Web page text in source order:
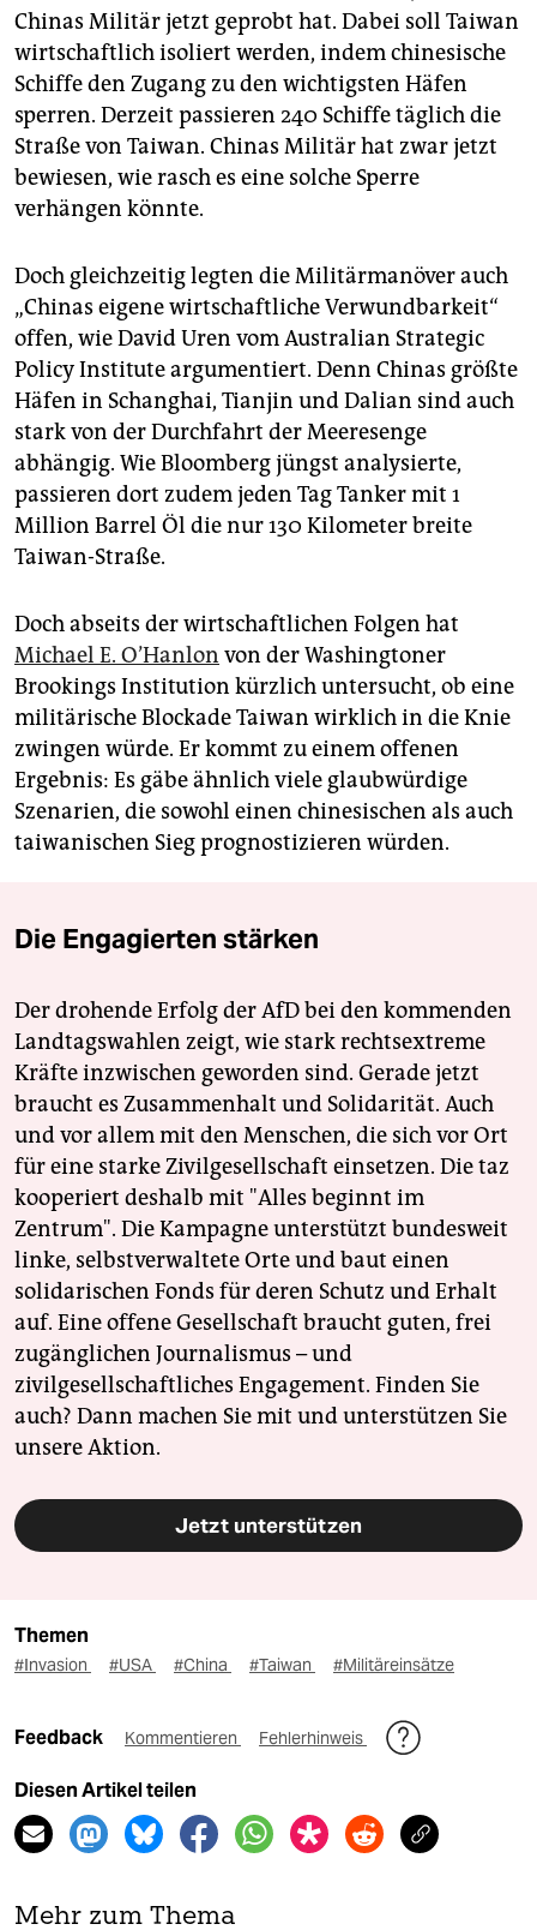
Chinas Militär jetzt geprobt hat. Dabei soll Taiwan
wirtschaftlich isoliert werden, indem chinesische
Schiffe den Zugang zu den wichtigsten Häfen
sperren. Derzeit passieren 240 Schiffe täglich die
Straße von Taiwan. Chinas Militär hat zwar jetzt
bewiesen, wie rasch es eine solche Sperre
verhängen könnte.
Doch gleichzeitig legten die Militärmanöver auch
„Chinas eigene wirtschaftliche Verwundbarkeit“
offen, wie David Uren vom Australian Strategic
Policy Institute argumentiert. Denn Chinas größte
Häfen in Schanghai, Tianjin und Dalian sind auch
stark von der Durchfahrt der Meeresenge
abhängig. Wie Bloomberg jüngst analysierte,
passieren dort zudem jeden Tag Tanker mit 1
Million Barrel Öl die nur 130 Kilometer breite
Taiwan-Straße.
Doch abseits der wirtschaftlichen Folgen hat
Michael E. O’Han­lon von der Washingtoner
Brookings Institution kürzlich untersucht, ob eine
militärische Blockade Taiwan wirklich in die Knie
zwingen würde. Er kommt zu einem offenen
Ergebnis: Es gäbe ähnlich viele glaubwürdige
Szenarien, die sowohl einen chinesischen als auch
taiwanischen Sieg prognostizieren würden.
Die Engagierten stärken
Der drohende Erfolg der AfD bei den kommenden
Landtagswahlen zeigt, wie stark rechtsextreme
Kräfte inzwischen geworden sind. Gerade jetzt
braucht es Zusammenhalt und Solidarität. Auch
und vor allem mit den Menschen, die sich vor Ort
für eine starke Zivilgesellschaft einsetzen. Die taz
kooperiert deshalb mit "Alles beginnt im
Zentrum". Die Kampagne unterstützt bundesweit
linke, selbstverwaltete Orte und baut einen
solidarischen Fonds für deren Schutz und Erhalt
auf. Eine offene Gesellschaft braucht guten, frei
zugänglichen Journalismus – und
zivilgesellschaftliches Engagement. Finden Sie
auch? Dann machen Sie mit und unterstützen Sie
unsere Aktion.
Jetzt unterstützen
Themen
#Invasion #USA #China #Taiwan #Militäreinsätze
Feedback Kommentieren Fehlerhinweis
Diesen Artikel teilen
Mehr zum Thema